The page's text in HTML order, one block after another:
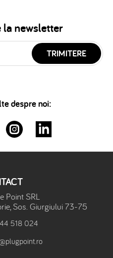
newsletter
TRIMITERE
despre noi:
Point SRL
Sos. Giurgiului 73-75
518 024